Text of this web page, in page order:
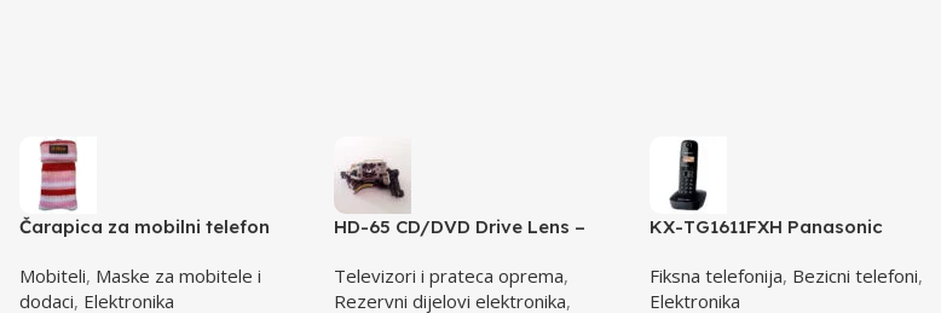
Čarapica za mobilni telefon
bijela 65x100mm
Mobiteli, Maske za mobitele i
dodaci, Elektronika
HD-65 CD/DVD Drive Lens –
Televizori i prateca oprema,
Rezervni dijelovi elektronika,
KX-TG1611FXH Panasonic
Fiksna telefonija, Bezicni telefoni,
Elektronika